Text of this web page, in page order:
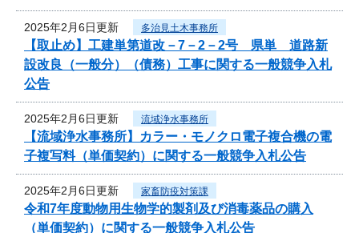
2025年2月6日更新 多治見土木事務所
【取止め】工建単第道改－7－2－2号 県単 道路新
設改良（一般分）（債務）工事に関する一般競争入札
公告
2025年2月6日更新 流域浄水事務所
【流域浄水事務所】カラー・モノクロ電子複合機の電
子複写料（単価契約）に関する一般競争入札公告
2025年2月6日更新 家畜防疫対策課
令和7年度動物用生物学的製剤及び消毒薬品の購入
（単価契約）に関する一般競争入札公告